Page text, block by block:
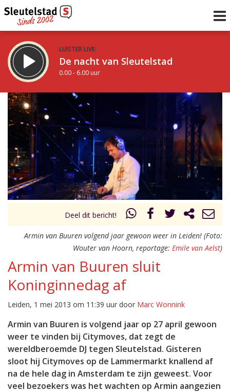
LUISTER LIVE:
De nacht van Sleutelstad
0.00 - 6.00 uur
STRAKS:
De ochtend van Sleutelstad
6.00 - 12.00 uur
Vorig uur
uur 1 van 0 Volgend uur
Inklappen
Deel dit bericht!
Armin van Buuren volgend jaar gewoon weer in Leiden! (Foto:
Wouter van Hoorn, reportage: Emile van Aelst)
Armin van Buuren sluit
Koninginnedag af
Leiden, 1 mei 2013 om 11:39 uur door Marc Wonnink
Armin van Buuren is volgend jaar op 27 april gewoon
weer te vinden bij Citymoves, dat zegt de
wereldberoemde DJ tegen Sleutelstad. Gisteren
sloot hij Citymoves op de Lammermarkt knallend af
na de hele dag in Amsterdam te zijn geweest. Voor
veel bezoekers was het wachten op Armin aangezien